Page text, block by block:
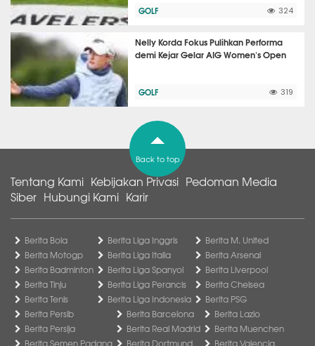
GOLF 324
Nelly Korda Fokus Pulihkan Performa
demi Kejar Gelar AIG Women's Open
GOLF 319
Back to top
Tentang Kami Kebijakan Privasi Pedoman Media
Siber Hubungi Kami Karir
Berita Bola
Berita Motogp
Berita Badminton
Berita Tinju
Berita Tenis
Berita Liga Inggris
Berita Liga Italia
Berita Liga Spanyol
Berita Liga Perancis
Berita Liga Indonesia
Berita M. United
Berita Arsenal
Berita Liverpool
Berita Chelsea
Berita PSG
Berita Persib
Berita Persija
Berita Semen Padang
Berita Barcelona
Berita Real Madrid
Berita Dortmund
Berita Lazio
Berita Muenchen
Berita Valencia